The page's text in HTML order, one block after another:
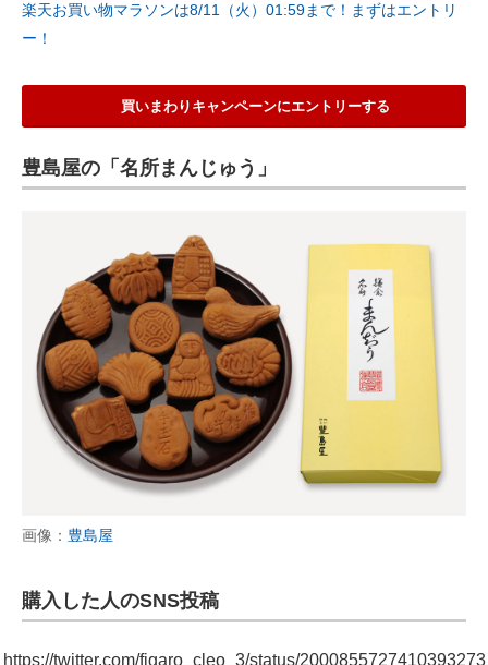
楽天お買い物マラソンは8/11（火）01:59まで！まずはエントリ
ー！
買いまわりキャンペーンにエントリーする
豊島屋の「名所まんじゅう」
画像： 豊島屋
購入した人のSNS投稿
https://twitter.com/figaro_cleo_3/status/2000855727410393273